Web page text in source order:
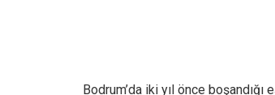
Bodrum’da iki yıl önce